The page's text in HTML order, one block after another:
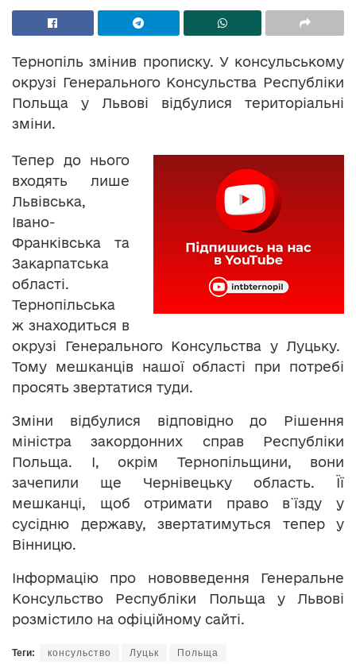
Тернопіль змінив прописку. У консульському
окрузі Генерального Консульства Республіки
Польща у Львові відбулися територіальні
зміни.
Тепер до нього
входять лише
Львівська,
Івано-
Франківська та
Закарпатська
області.
Тернопільська
ж знаходиться в
окрузі Генерального Консульства у Луцьку.
Тому мешканців нашої області при потребі
просять звертатися туди.
Зміни відбулися відповідно до Рішення
міністра закордонних справ Республіки
Польща. І, окрім Тернопільщини, вони
зачепили ще Чернівецьку область. Її
мешканці, щоб отримати право в`їзду у
сусідню державу, звертатимуться тепер у
Вінницю.
Інформацію про нововведення Генеральне
Консульство Республіки Польща у Львові
розмістило на офіційному сайті.
Теги: консульство Луцьк Польща